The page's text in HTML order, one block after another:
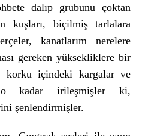
dalıp grubunu çoktan
kuşları, biçilmiş tarlalara
kanatlarım nerelere
gereken yüksekliklere bir
korku içindeki kargalar ve
kadar irileşmişler ki,
şenlendirmişler.